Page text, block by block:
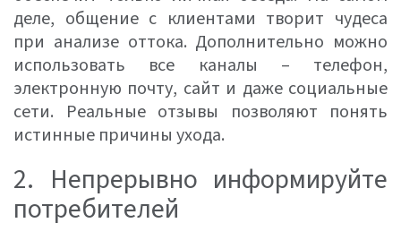
деле, общение с клиентами творит чудеса
при анализе оттока. Дополнительно можно
использовать все каналы – телефон,
электронную почту, сайт и даже социальные
сети. Реальные отзывы позволяют понять
истинные причины ухода.
2. Непрерывно информируйте
потребителей